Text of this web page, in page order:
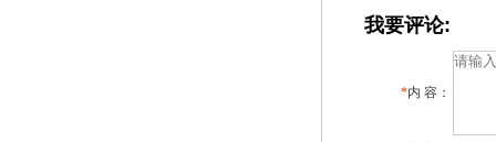
我要评论:
*内 容：